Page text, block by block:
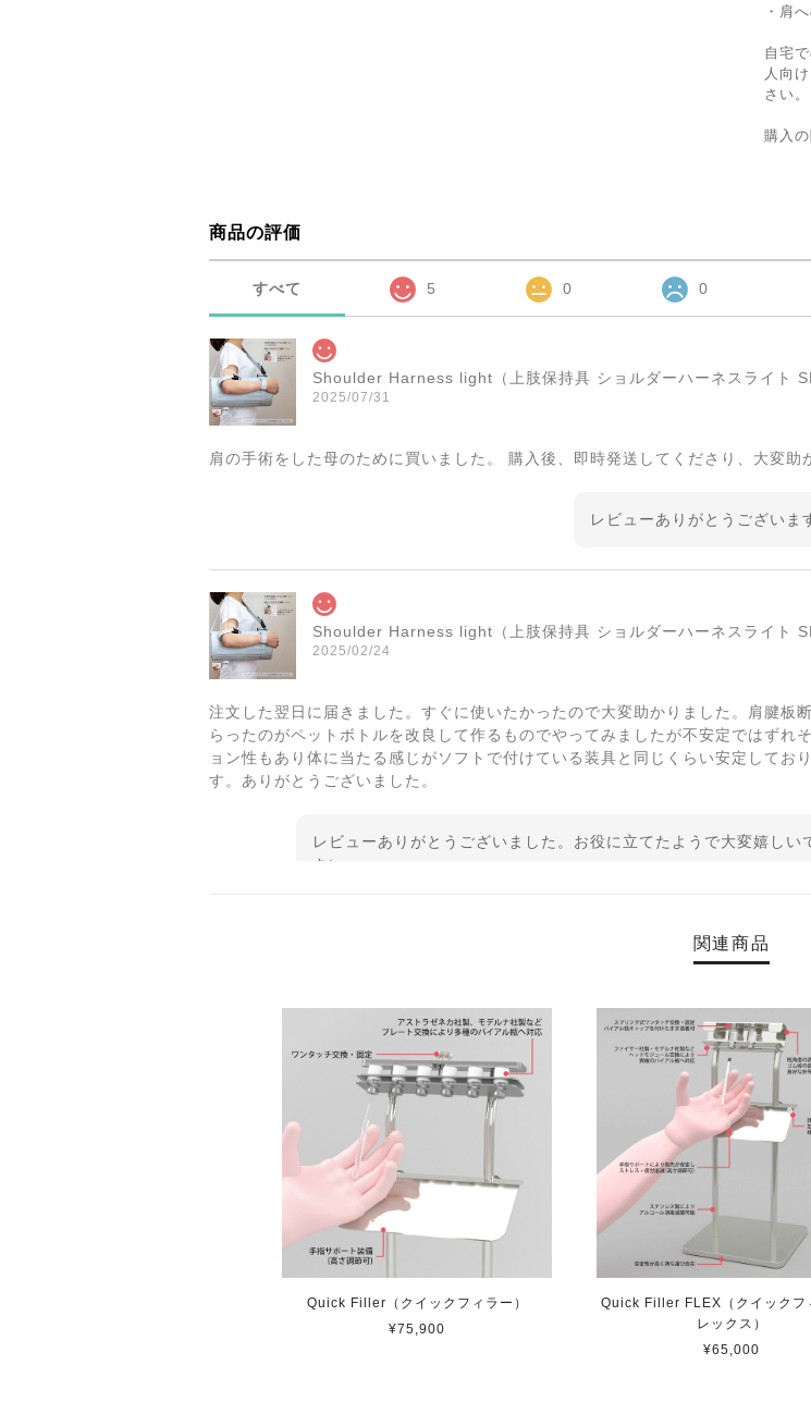
・肩
自宅
人向
さい。
購入
商品の評価
すべて 5 0 0
Shoulder Harness light（上肢保持具 ショルダーハーネスライト
2025/07/31
肩の手術をした母のために買いました。 購入後、即時発送してくださり、大変助
レビューありがとうございま
Shoulder Harness light（上肢保持具 ショルダーハーネスライト
2025/02/24
注文した翌日に届きました。すぐに使いたかったので大変助かりました。肩腱板
らったのがペットボトルを改良して作るものでやってみましたが不安定ではずれ
ョン性もあり体に当たる感じがソフトで付けている装具と同じくらい安定して
す。ありがとうございました。
レビューありがとうございました。お役に立てたようで大変嬉し
さい。
注文後、翌日に届きました。病院からこちらを勧められたのもあり、ペットボト
安心してシャワーを浴びる事が出来ています。装着は順番や角度など慣れれば大
印字またはベルトの色を変えるなどしてもらえると、早く覚えられるかと思いまし
貴重なご意見ありがとう
Shoulder Harness light（上肢保持具 ショルダーハーネスライト
2024/02/04
発送を急いでいただきありがとうございました。 本人、まだ入院中ですので、
関連商品
Quick Filler（クイックフィラー）
¥75,900
Quick Filler FLEX（クイックフ
レックス）
¥65,000